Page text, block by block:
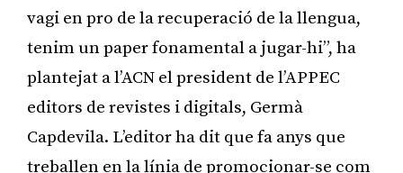
vagi en pro de la recuperació de la llengua,
tenim un paper fonamental a jugar-hi”, ha
plantejat a l’ACN el president de l’APPEC
editors de revistes i digitals, Germà
Capdevila. L’editor ha dit que fa anys que
treballen en la línia de promocionar-se com